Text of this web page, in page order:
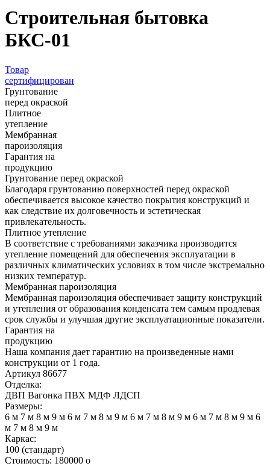
Строительная бытовка
БКС-01
Товар
сертифицирован
Грунтование
перед окраской
Плитное
утепление
Мембранная
пароизоляция
Гарантия на
продукцию
Грунтование перед окраской
Благодаря грунтованию поверхностей перед окраской
обеспечивается высокое качество покрытия конструкций и
как следствие их долговечность и эстетическая
привлекательность.
Плитное утепление
В соответствие с требованиями заказчика производится
утепление помещений для обеспечения эксплуатации в
различных климатических условиях в том числе экстремально
низких температур.
Мембранная пароизоляция
Мембранная пароизоляция обеспечивает защиту конструкций
и утепления от образования конденсата тем самым продлевая
срок службы и улучшая другие эксплуатационные показатели.
Гарантия на
продукцию
Наша компания дает гарантию на произведенные нами
конструкции от 1 года.
Артикул 86677
Отделка:
ДВП Вагонка ПВХ МДФ ЛДСП
Размеры:
6 м 7 м 8 м 9 м 6 м 7 м 8 м 9 м 6 м 7 м 8 м 9 м 6 м 7 м 8 м 9 м 6
м 7 м 8 м 9 м
Каркас:
100 (стандарт)
Стоимость: 180000 o